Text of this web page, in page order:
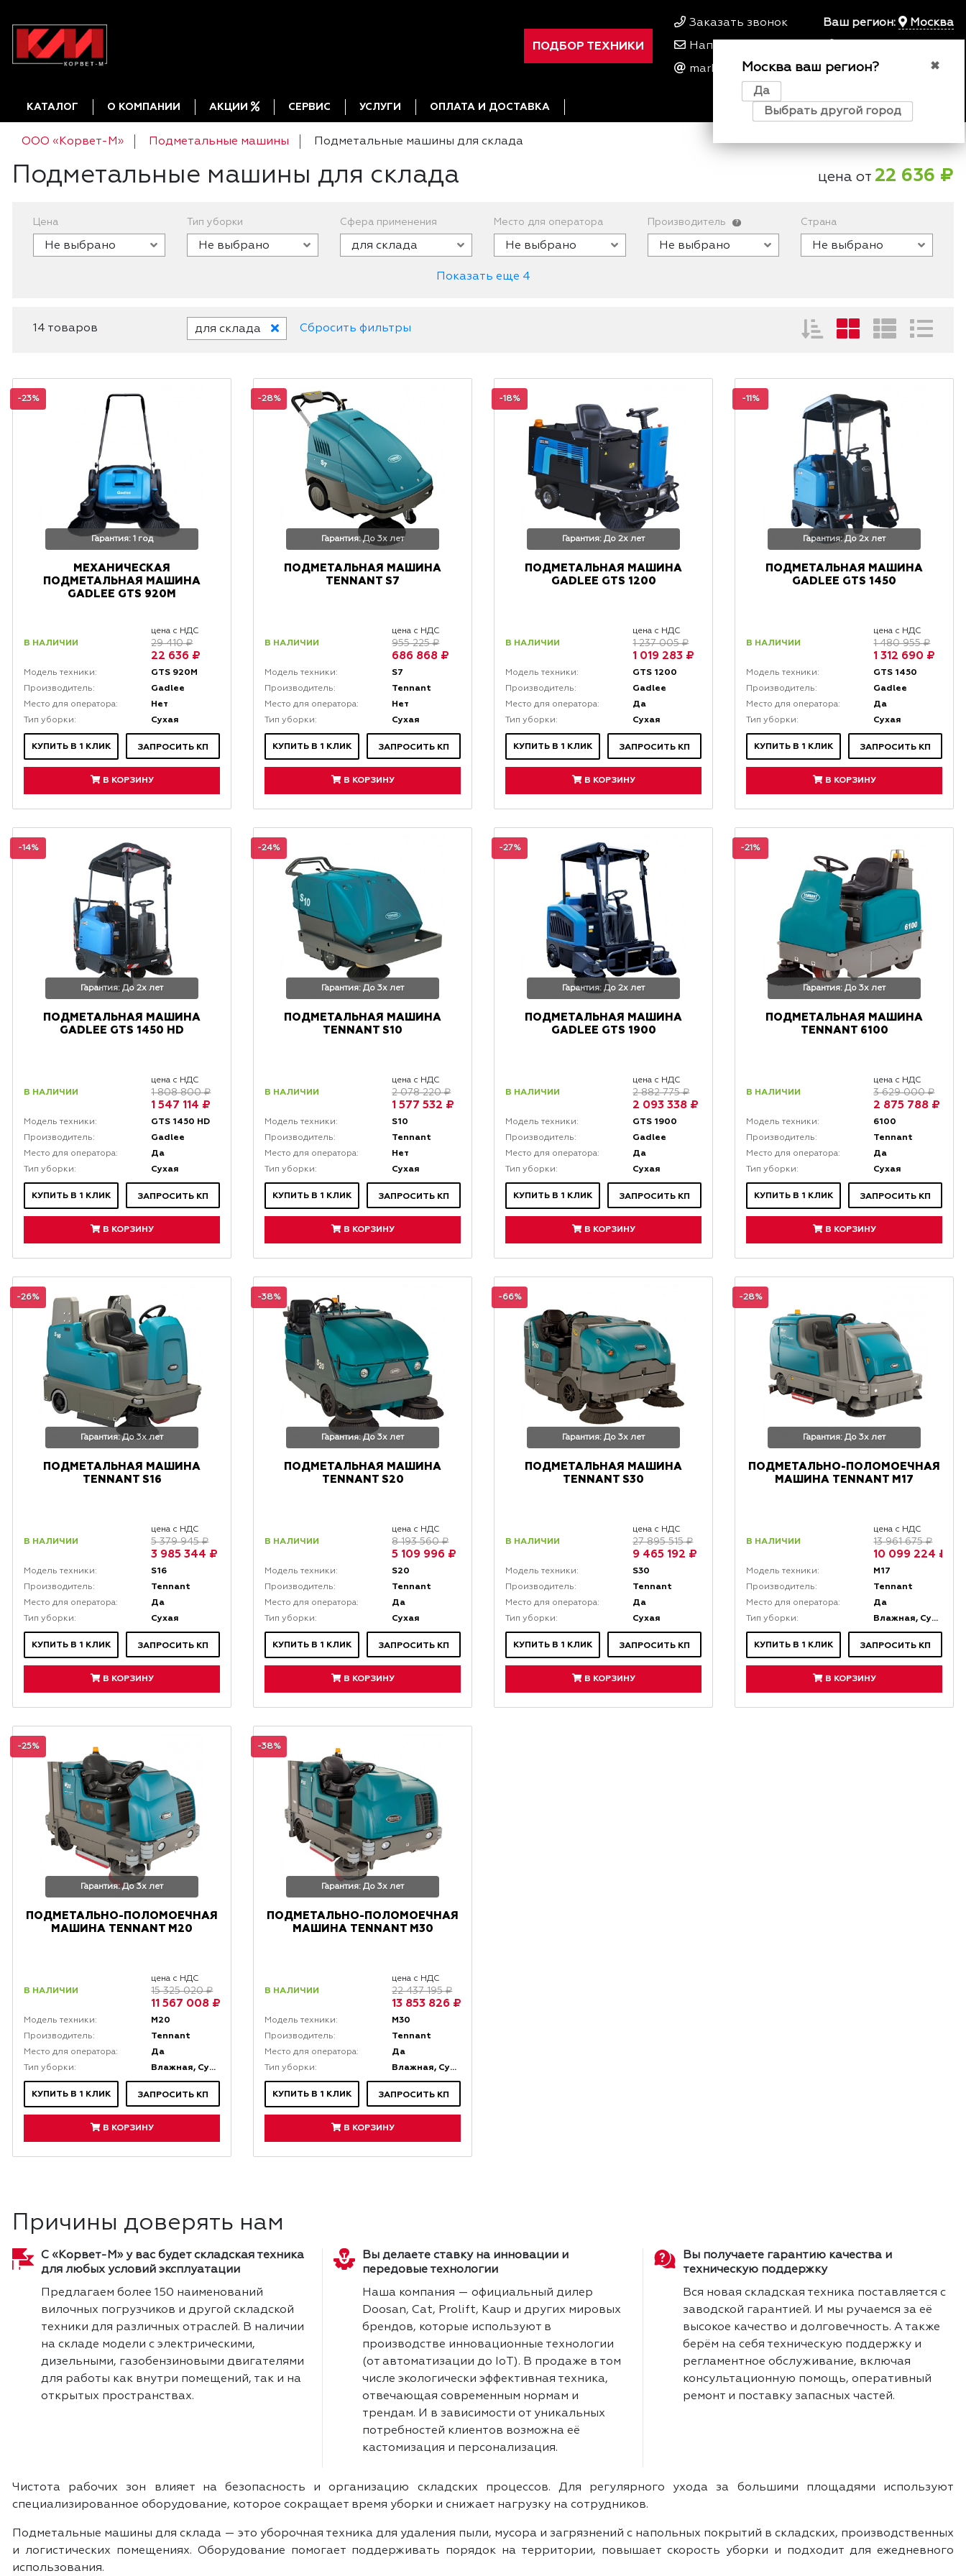
ПОДБОР ТЕХНИКИ
Заказать звонок
Написать нам
marketing@kfork.ru
Ваш регион: Москва
✖
Москва ваш регион?
Да
Выбрать другой город
Пн-Пт 9
00
КАТАЛОГ О КОМПАНИИ АКЦИИ СЕРВИС УСЛУГИ ОПЛАТА И ДОСТАВКА 0
ООО «Корвет-М» Подметальные машины Подметальные машины для склада
цена от 22 636 ₽
Подметальные машины для склада
Цена
Не выбрано
Тип уборки
Не выбрано
Сфера применения
для склада
Место для оператора
Не выбрано
Производитель ?
Не выбрано
Страна
Не выбрано
Показать еще 4
14 товаров для склада Сбросить фильтры
-23%
Гарантия: 1 год
МЕХАНИЧЕСКАЯ
ПОДМЕТАЛЬНАЯ МАШИНА
GADLEE GTS 920M
В НАЛИЧИИ
цена с НДС
29 410 ₽
22 636 ₽
Модель техники: GTS 920M
Производитель: Gadlee
Место для оператора: Нет
Тип уборки: Сухая
КУПИТЬ В 1 КЛИК ЗАПРОСИТЬ КП
В КОРЗИНУ
-28%
Гарантия: До 3х лет
ПОДМЕТАЛЬНАЯ МАШИНА
TENNANT S7
В НАЛИЧИИ
цена с НДС
955 225 ₽
686 868 ₽
Модель техники: S7
Производитель: Tennant
Место для оператора: Нет
Тип уборки: Сухая
КУПИТЬ В 1 КЛИК ЗАПРОСИТЬ КП
В КОРЗИНУ
-18%
Гарантия: До 2х лет
ПОДМЕТАЛЬНАЯ МАШИНА
GADLEE GTS 1200
В НАЛИЧИИ
цена с НДС
1 237 005 ₽
1 019 283 ₽
Модель техники: GTS 1200
Производитель: Gadlee
Место для оператора: Да
Тип уборки: Сухая
КУПИТЬ В 1 КЛИК ЗАПРОСИТЬ КП
В КОРЗИНУ
-11%
Гарантия: До 2х лет
ПОДМЕТАЛЬНАЯ МАШИНА
GADLEE GTS 1450
В НАЛИЧИИ
цена с НДС
1 480 955 ₽
1 312 690 ₽
Модель техники: GTS 1450
Производитель: Gadlee
Место для оператора: Да
Тип уборки: Сухая
КУПИТЬ В 1 КЛИК ЗАПРОСИТЬ КП
В КОРЗИНУ
-14%
Гарантия: До 2х лет
ПОДМЕТАЛЬНАЯ МАШИНА
GADLEE GTS 1450 HD
В НАЛИЧИИ
цена с НДС
1 808 800 ₽
1 547 114 ₽
Модель техники: GTS 1450 HD
Производитель: Gadlee
Место для оператора: Да
Тип уборки: Сухая
КУПИТЬ В 1 КЛИК ЗАПРОСИТЬ КП
В КОРЗИНУ
-24%
Гарантия: До 3х лет
ПОДМЕТАЛЬНАЯ МАШИНА
TENNANT S10
В НАЛИЧИИ
цена с НДС
2 078 220 ₽
1 577 532 ₽
Модель техники: S10
Производитель: Tennant
Место для оператора: Нет
Тип уборки: Сухая
КУПИТЬ В 1 КЛИК ЗАПРОСИТЬ КП
В КОРЗИНУ
-27%
Гарантия: До 2х лет
ПОДМЕТАЛЬНАЯ МАШИНА
GADLEE GTS 1900
В НАЛИЧИИ
цена с НДС
2 882 775 ₽
2 093 338 ₽
Модель техники: GTS 1900
Производитель: Gadlee
Место для оператора: Да
Тип уборки: Сухая
КУПИТЬ В 1 КЛИК ЗАПРОСИТЬ КП
В КОРЗИНУ
-21%
Гарантия: До 3х лет
ПОДМЕТАЛЬНАЯ МАШИНА
TENNANT 6100
В НАЛИЧИИ
цена с НДС
3 629 000 ₽
2 875 788 ₽
Модель техники: 6100
Производитель: Tennant
Место для оператора: Да
Тип уборки: Сухая
КУПИТЬ В 1 КЛИК ЗАПРОСИТЬ КП
В КОРЗИНУ
-26%
Гарантия: До 3х лет
ПОДМЕТАЛЬНАЯ МАШИНА
TENNANT S16
В НАЛИЧИИ
цена с НДС
5 379 945 ₽
3 985 344 ₽
Модель техники: S16
Производитель: Tennant
Место для оператора: Да
Тип уборки: Сухая
КУПИТЬ В 1 КЛИК ЗАПРОСИТЬ КП
В КОРЗИНУ
-38%
Гарантия: До 3х лет
ПОДМЕТАЛЬНАЯ МАШИНА
TENNANT S20
В НАЛИЧИИ
цена с НДС
8 193 560 ₽
5 109 996 ₽
Модель техники: S20
Производитель: Tennant
Место для оператора: Да
Тип уборки: Сухая
КУПИТЬ В 1 КЛИК ЗАПРОСИТЬ КП
В КОРЗИНУ
-66%
Гарантия: До 3х лет
ПОДМЕТАЛЬНАЯ МАШИНА
TENNANT S30
В НАЛИЧИИ
цена с НДС
27 895 515 ₽
9 465 192 ₽
Модель техники: S30
Производитель: Tennant
Место для оператора: Да
Тип уборки: Сухая
КУПИТЬ В 1 КЛИК ЗАПРОСИТЬ КП
В КОРЗИНУ
-28%
Гарантия: До 3х лет
ПОДМЕТАЛЬНО-ПОЛОМОЕЧНАЯ
МАШИНА TENNANT M17
В НАЛИЧИИ
цена с НДС
13 961 675 ₽
10 099 224 ₽
Модель техники: M17
Производитель: Tennant
Место для оператора: Да
Тип уборки: Влажная, Сухая
КУПИТЬ В 1 КЛИК ЗАПРОСИТЬ КП
В КОРЗИНУ
-25%
Гарантия: До 3х лет
ПОДМЕТАЛЬНО-ПОЛОМОЕЧНАЯ
МАШИНА TENNANT M20
В НАЛИЧИИ
цена с НДС
15 325 020 ₽
11 567 008 ₽
Модель техники: M20
Производитель: Tennant
Место для оператора: Да
Тип уборки: Влажная, Сухая
КУПИТЬ В 1 КЛИК ЗАПРОСИТЬ КП
В КОРЗИНУ
-38%
Гарантия: До 3х лет
ПОДМЕТАЛЬНО-ПОЛОМОЕЧНАЯ
МАШИНА TENNANT M30
В НАЛИЧИИ
цена с НДС
22 437 195 ₽
13 853 826 ₽
Модель техники: M30
Производитель: Tennant
Место для оператора: Да
Тип уборки: Влажная, Сухая
КУПИТЬ В 1 КЛИК ЗАПРОСИТЬ КП
В КОРЗИНУ
Причины доверять нам
С «Корвет-М» у вас будет складская техника
для любых условий эксплуатации
Предлагаем более 150 наименований
вилочных погрузчиков и другой складской
техники для различных отраслей. В наличии
на складе модели с электрическими,
дизельными, газобензиновыми двигателями
для работы как внутри помещений, так и на
открытых пространствах.
Вы делаете ставку на инновации и
передовые технологии
Наша компания — официальный дилер
Doosan, Cat, Prolift, Kaup и других мировых
брендов, которые используют в
производстве инновационные технологии
(от автоматизации до IoT). В продаже в том
числе экологически эффективная техника,
отвечающая современным нормам и
трендам. И в зависимости от уникальных
потребностей клиентов возможна её
кастомизация и персонализация.
Вы получаете гарантию качества и
техническую поддержку
Вся новая складская техника поставляется с
заводской гарантией. И мы ручаемся за её
высокое качество и долговечность. А также
берём на себя техническую поддержку и
регламентное обслуживание, включая
консультационную помощь, оперативный
ремонт и поставку запасных частей.
Чистота рабочих зон влияет на безопасность и организацию складских процессов. Для регулярного ухода за большими площадями используют
специализированное оборудование, которое сокращает время уборки и снижает нагрузку на сотрудников.
Подметальные машины для склада — это уборочная техника для удаления пыли, мусора и загрязнений с напольных покрытий в складских, производственных
и логистических помещениях. Оборудование помогает поддерживать порядок на территории, повышает скорость уборки и подходит для ежедневного
использования.